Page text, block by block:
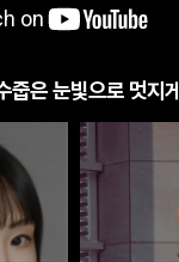
줍은 눈빛으로 멋지게